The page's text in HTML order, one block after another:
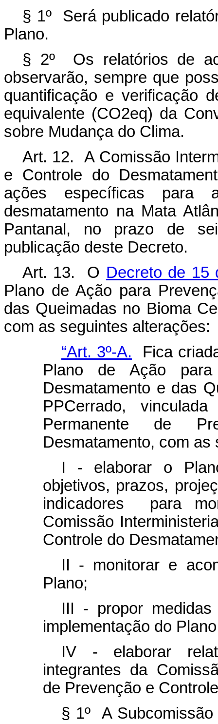
§ 1º Será publicado
Plano.
§ 2º Os relatórios de
observarão, sempre que
quantificação e verificação
equivalente (CO2eq) da
sobre Mudança do Clima.
Art. 12. A Comissão
e Controle do
ações específicas
desmatamento na Mata
Pantanal, no prazo de
publicação deste Decreto.
Art. 13. O Decreto de 15
Plano de Ação para
das Queimadas no Bioma
com as seguintes alterações:
“Art. 3º-A. Fica
Plano de Ação
Desmatamento e das
PPCerrado,
Permanente de
Desmatamento, com as
I - elaborar o
objetivos, prazos,
indicadores para
Comissão
Controle do
II - monitorar e
Plano;
III - propor
implementação do
IV - elaborar
integrantes da
de Prevenção e
§ 1º A